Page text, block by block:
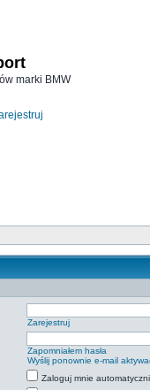
marki BMW
Zarejestruj
Zapomniałem hasła
Wyślij ponownie e-mail
Zaloguj mnie